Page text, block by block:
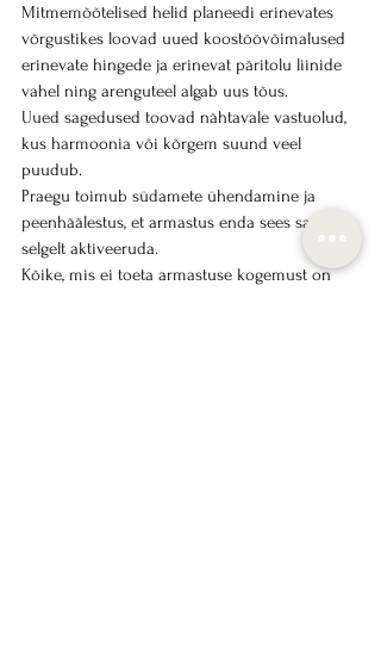
Mitmemõõtelised helid planeedi erinevates
võrgustikes loovad uued koostöövõimalused
erinevate hingede ja erinevat päritolu liinide
vahel ning arenguteel algab uus tõus.
Uued sagedused toovad nähtavale vastuolud,
kus harmoonia või kõrgem suund veel
puudub.
Praegu toimub südamete ühendamine ja
peenhäälestus, et armastus enda sees saaks
selgelt aktiveeruda.
Kõike, mis ei toeta armastuse kogemust on